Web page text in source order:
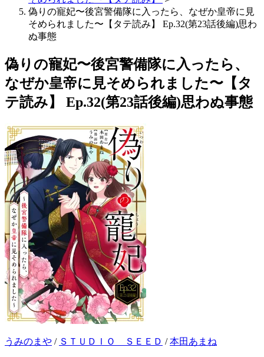
偽りの寵妃〜後宮警備隊に入ったら、なぜか皇帝に見
そめられました〜【タテ読み】 Ep.32(第23話後編)思わ
ぬ事態
偽りの寵妃〜後宮警備隊に入ったら、
なぜか皇帝に見そめられました〜【タ
テ読み】 Ep.32(第23話後編)思わぬ事態
うみのまや / ＳＴＵＤＩＯ ＳＥＥＤ /本田あまね